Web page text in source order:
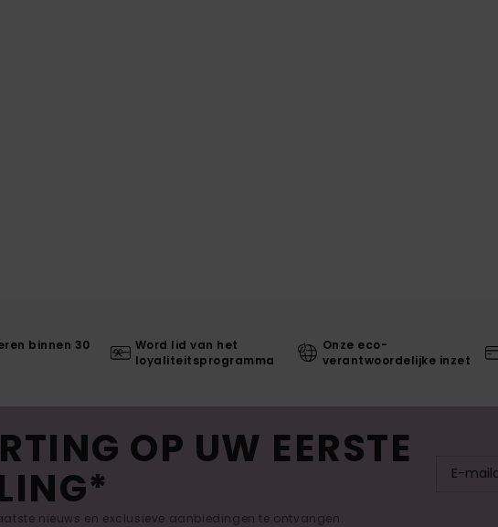
binnen 30
Word lid van het
loyaliteitsprogramma
Onze eco-
verantwoordelijke inzet
OP UW EERSTE
nieuws en exclusieve aanbiedingen te ontvangen.